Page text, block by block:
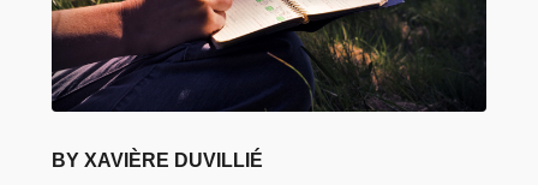
BY XAVIÈRE DUVILLIÉ